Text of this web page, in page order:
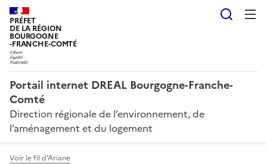
PRÉFET
DE LA RÉGION
BOURGOGNE
-FRANCHE-COMTÉ
Portail internet DREAL Bourgogne-Franche-
Comté
Direction régionale de l’environnement, de
l’aménagement et du logement
Voir le fil d'Ariane